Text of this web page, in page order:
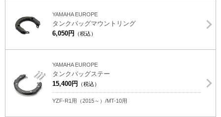
YAMAHA EUROPE
タンクバッグマウントリング
6,050円
（税込）
YAMAHA EUROPE
タンクバッグステー
15,400円
（税込）
YZF-R1用（2015～）/MT-10用